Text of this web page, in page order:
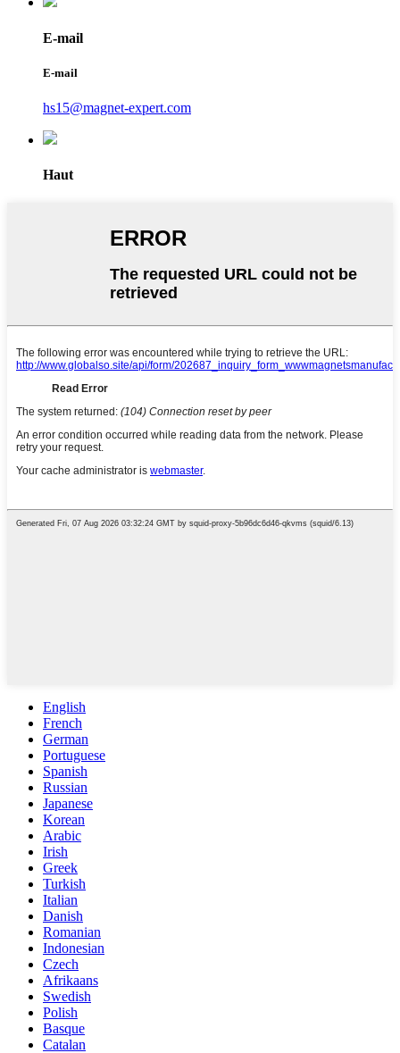
E-mail
E-mail
hs15@magnet-expert.com
Haut
English
French
German
Portuguese
Spanish
Russian
Japanese
Korean
Arabic
Irish
Greek
Turkish
Italian
Danish
Romanian
Indonesian
Czech
Afrikaans
Swedish
Polish
Basque
Catalan